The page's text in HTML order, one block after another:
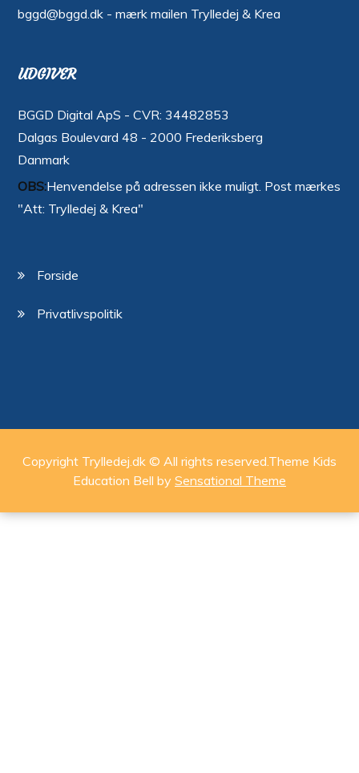
bggd@bggd.dk - mærk mailen Trylledej & Krea
UDGIVER
BGGD Digital ApS - CVR: 34482853
Dalgas Boulevard 48 - 2000 Frederiksberg
Danmark
OBS:Henvendelse på adressen ikke muligt. Post mærkes
"Att: Trylledej & Krea"
Forside
Privatlivspolitik
Copyright Trylledej.dk © All rights reserved.Theme Kids
Education Bell by Sensational Theme